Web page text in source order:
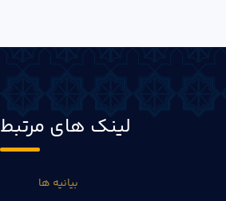
لینک های مرتبط
بیانیه ها